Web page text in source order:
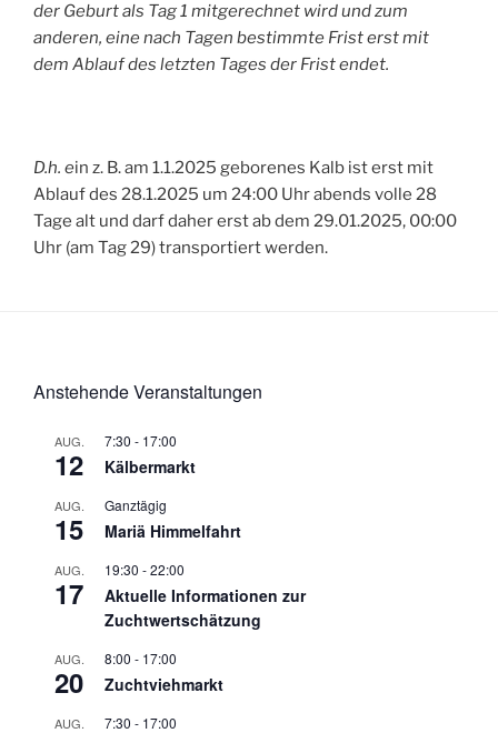
der Geburt als Tag 1 mitgerechnet wird und zum
anderen, eine nach Tagen bestimmte Frist erst mit
dem Ablauf des letzten Tages der Frist endet.
D.h. ein z. B. am 1.1.2025 geborenes Kalb ist erst mit
Ablauf des 28.1.2025 um 24:00 Uhr abends volle 28
Tage alt und darf daher erst ab dem 29.01.2025, 00:00
Uhr (am Tag 29) transportiert werden.
Anstehende Veranstaltungen
AUG.
12
7:30 - 17:00
Kälbermarkt
AUG.
15
Ganztägig
Mariä Himmelfahrt
AUG.
17
19:30 -22:00
Aktuelle Informationen zur
Zuchtwertschätzung
AUG.
20
8:00 - 17:00
Zuchtviehmarkt
AUG. 7:30 - 17:00